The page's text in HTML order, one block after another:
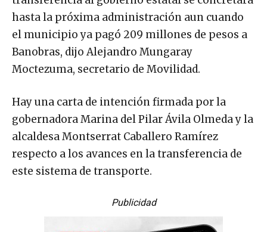
hasta la próxima administración aun cuando
el municipio ya pagó 209 millones de pesos a
Banobras, dijo Alejandro Mungaray
Moctezuma, secretario de Movilidad.
Hay una carta de intención firmada por la
gobernadora Marina del Pilar Ávila Olmeda y la
alcaldesa Montserrat Caballero Ramírez
respecto a los avances en la transferencia de
este sistema de transporte.
Publicidad